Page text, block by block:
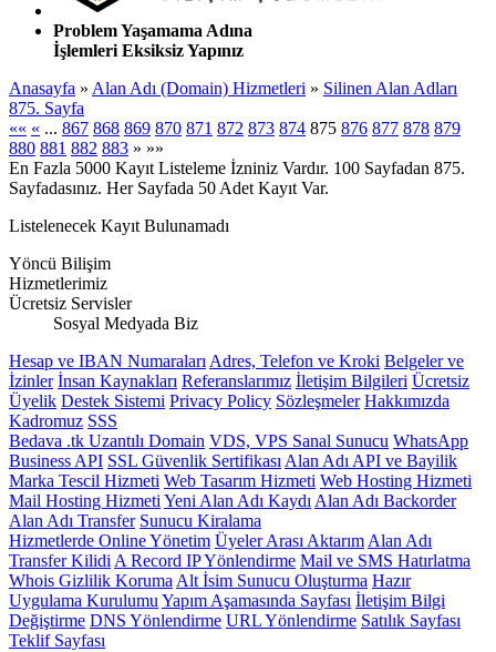
Problem Yaşamama Adına
İşlemleri Eksiksiz Yapınız
Anasayfa » Alan Adı (Domain) Hizmetleri » Silinen Alan Adları
875. Sayfa
«« « ... 867 868 869 870 871 872 873 874 875 876 877 878 879
880 881 882 883 » »»
En Fazla 5000 Kayıt Listeleme İzniniz Vardır. 100 Sayfadan 875.
Sayfadasınız. Her Sayfada 50 Adet Kayıt Var.
Listelenecek Kayıt Bulunamadı
Yöncü Bilişim
Hizmetlerimiz
Ücretsiz Servisler
Sosyal Medyada Biz
Hesap ve IBAN Numaraları Adres, Telefon ve Kroki Belgeler ve
İzinler İnsan Kaynakları Referanslarımız İletişim Bilgileri Ücretsiz
Üyelik Destek Sistemi Privacy Policy Sözleşmeler Hakkımızda
Kadromuz SSS
Bedava .tk Uzantılı Domain VDS, VPS Sanal Sunucu WhatsApp
Business API SSL Güvenlik Sertifikası Alan Adı API ve Bayilik
Marka Tescil Hizmeti Web Tasarım Hizmeti Web Hosting Hizmeti
Mail Hosting Hizmeti Yeni Alan Adı Kaydı Alan Adı Backorder
Alan Adı Transfer Sunucu Kiralama
Hizmetlerde Online Yönetim Üyeler Arası Aktarım Alan Adı
Transfer Kilidi A Record IP Yönlendirme Mail ve SMS Hatırlatma
Whois Gizlilik Koruma Alt İsim Sunucu Oluşturma Hazır
Uygulama Kurulumu Yapım Aşamasında Sayfası İletişim Bilgi
Değiştirme DNS Yönlendirme URL Yönlendirme Satılık Sayfası
Teklif Sayfası